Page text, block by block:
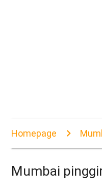
Homepage
Mumbai